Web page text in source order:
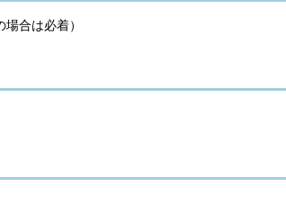
合は必着）